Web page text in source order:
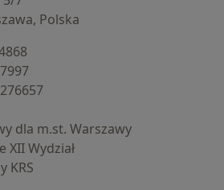
Polska
dla m.st. Warszawy
XII Wydział
KRS